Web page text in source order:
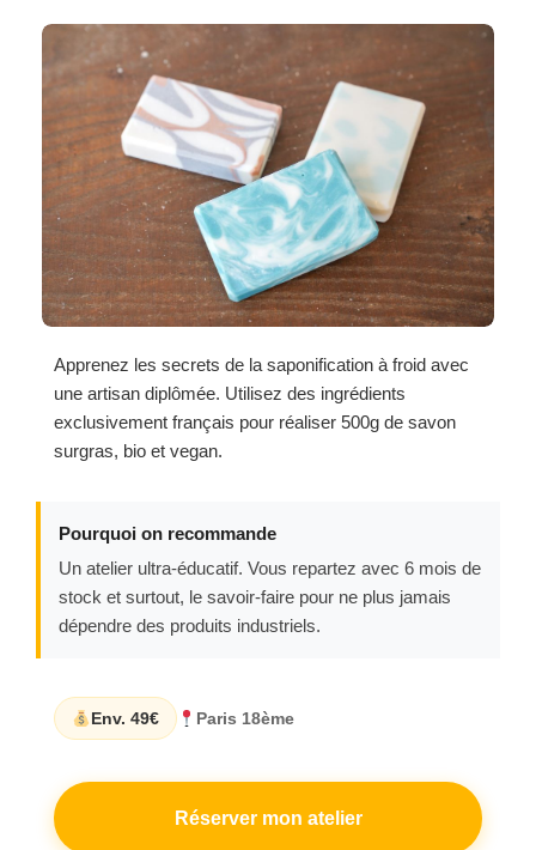
Apprenez les secrets de la saponification à froid avec
une artisan diplômée. Utilisez des ingrédients
exclusivement français pour réaliser 500g de savon
surgras, bio et vegan.
Pourquoi on recommande
Un atelier ultra-éducatif. Vous repartez avec 6 mois de
stock et surtout, le savoir-faire pour ne plus jamais
dépendre des produits industriels.
Env. 49€ Paris 18ème
Réserver mon atelier